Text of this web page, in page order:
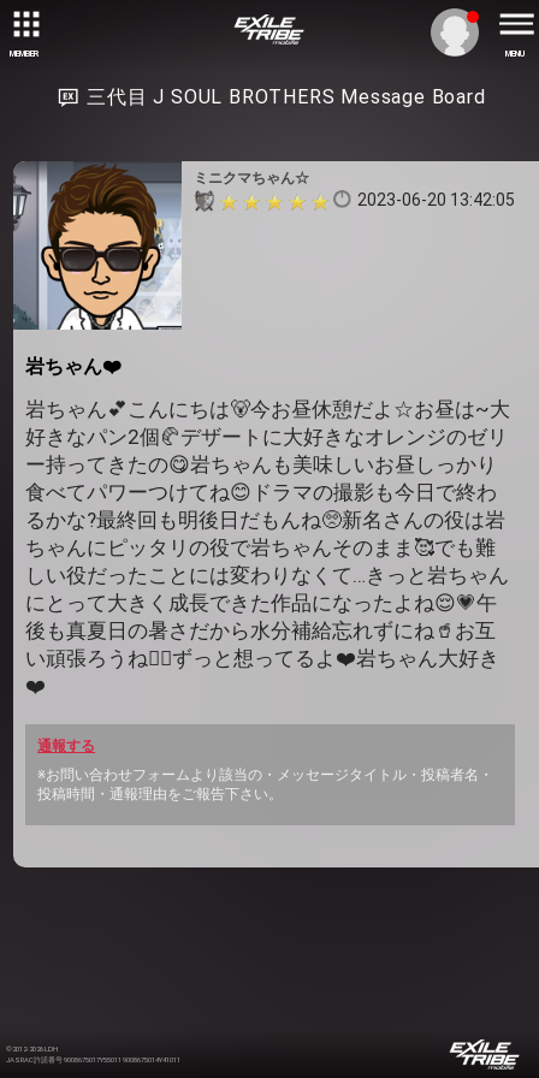
MEMBER MENU
三代目 J SOUL BROTHERS Message Board
ミニクマちゃん☆
2023-06-20 13:42:05
岩ちゃん❤️
岩ちゃん💕こんにちは🐻今お昼休憩だよ☆お昼は~大
好きなパン2個🥐デザートに大好きなオレンジのゼリ
ー持ってきたの😋岩ちゃんも美味しいお昼しっかり
食べてパワーつけてね😊ドラマの撮影も今日で終わ
るかな?最終回も明後日だもんね🥺新名さんの役は岩
ちゃんにピッタリの役で岩ちゃんそのまま🥰でも難
しい役だったことには変わりなくて…きっと岩ちゃん
にとって大きく成長できた作品になったよね😌💗午
後も真夏日の暑さだから水分補給忘れずにね🥤お互
い頑張ろうね✊🏻ずっと想ってるよ❤️岩ちゃん大好き
❤️
通報する
※お問い合わせフォームより該当の・メッセージタイトル・投稿者名・
投稿時間・通報理由をご報告下さい。
©2012-2026 LDH
JASRAC許諾番号 9008675017Y55011 9008675014Y41011